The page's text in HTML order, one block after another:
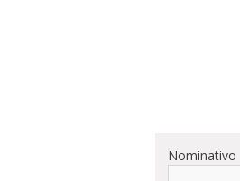
Nominativo